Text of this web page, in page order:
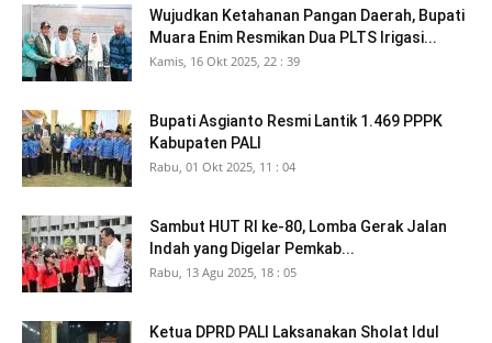
Wujudkan Ketahanan Pangan Daerah, Bupati
Muara Enim Resmikan Dua PLTS Irigasi...
Kamis, 16 Okt 2025, 22 : 39
Bupati Asgianto Resmi Lantik 1.469 PPPK
Kabupaten PALI
Rabu, 01 Okt 2025, 11 : 04
Sambut HUT RI ke-80, Lomba Gerak Jalan
Indah yang Digelar Pemkab...
Rabu, 13 Agu 2025, 18 : 05
Ketua DPRD PALI Laksanakan Sholat Idul